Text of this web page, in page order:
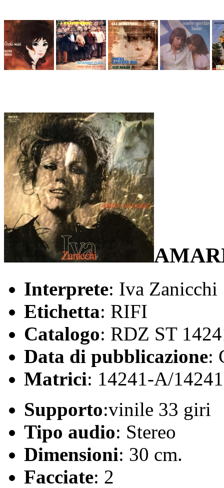
Interprete: Iva Zanicchi
Etichetta: RIFI
Catalogo: RDZ ST
Data di pubblicazione:
Matrici: 14241-A/
Supporto:vinile 33 giri
Tipo audio: Stereo
Dimensioni: 30 cm.
Facciate: 2